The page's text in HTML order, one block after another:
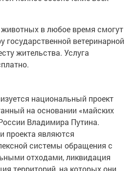
в любое время смогут
государственной ветеринарной
жительства. Услуга
национальный проект
на основании «майских
Владимира Путина.
проекта являются
системы обращения с
отходами, ликвидация
территорий, на которых они